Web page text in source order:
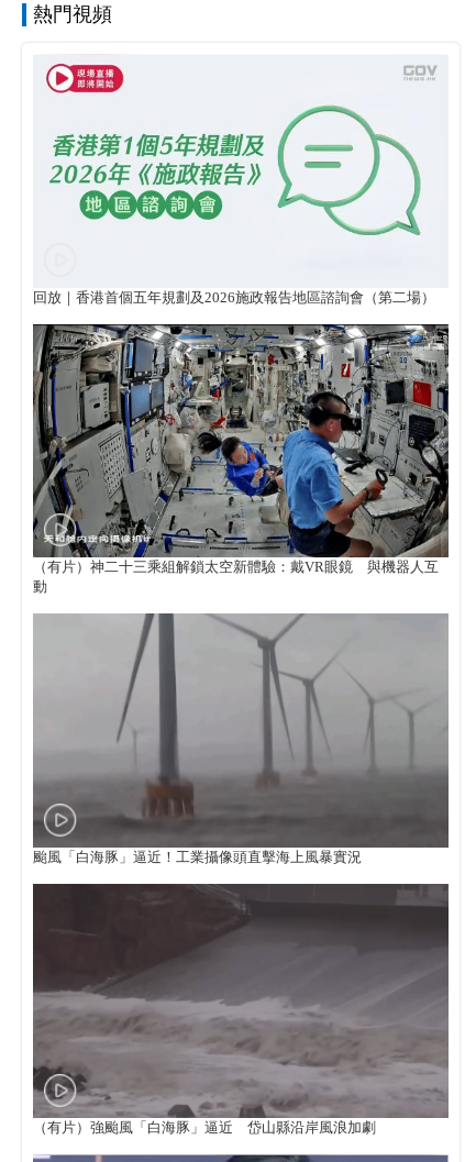
熱門視頻
回放｜香港首個五年規劃及2026施政報告地區諮詢會（第二場）
（有片）神二十三乘組解鎖太空新體驗：戴VR眼鏡 與機器人互
動
颱風「白海豚」逼近！工業攝像頭直擊海上風暴實況
（有片）強颱風「白海豚」逼近 岱山縣沿岸風浪加劇